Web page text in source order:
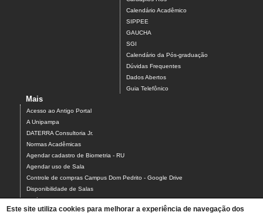
Calendário Acadêmico
SIPPEE
GAUCHA
SGI
Calendário da Pós-graduação
Dúvidas Frequentes
Dados Abertos
Guia Telefônico
Mais
Acesso ao Antigo Portal
A Unipampa
DATERRA Consultoria Jr.
Normas Acadêmicas
Agendar cadastro de Biometria - RU
Agendar uso de Sala
Controle de compras Campus Dom Pedrito - Google Drive
Disponibilidade de Salas
Estágios
Formulário para Agendamento do Laboratório de Informática
Este site utiliza cookies para melhorar a experiência de navegação dos